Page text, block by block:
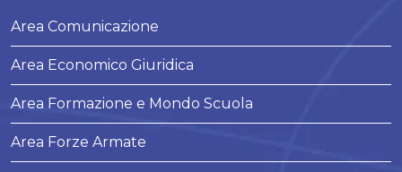
Area Comunicazione
Area Economico Giuridica
Area Formazione e Mondo Scuola
Area Forze Armate